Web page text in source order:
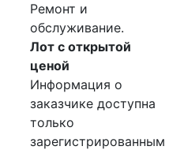
Ремонт и
обслуживание.
Лот с открытой
ценой
Информация о
заказчике доступна
только
зарегистрированным